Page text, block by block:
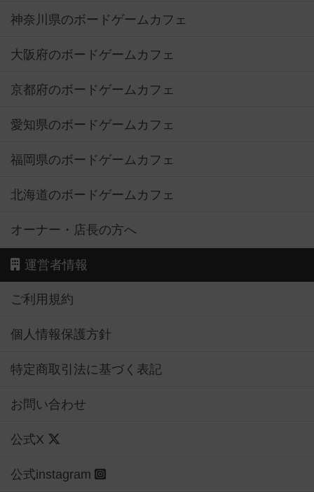
神奈川県のボードゲームカフェ
大阪府のボードゲームカフェ
京都府のボードゲームカフェ
愛知県のボードゲームカフェ
福岡県のボードゲームカフェ
北海道のボードゲームカフェ
オーナー・店長の方へ
運営者情報
ご利用規約
個人情報保護方針
特定商取引法に基づく表記
お問い合わせ
公式X
公式instagram